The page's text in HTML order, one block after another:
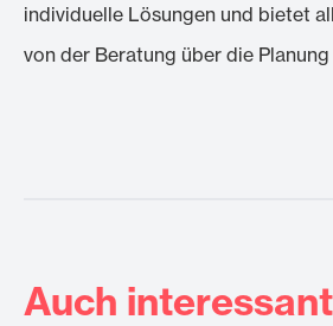
individuelle Lösungen und bietet
von der Beratung über die
Auch